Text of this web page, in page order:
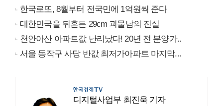
한국로또, 8월부터 전국민에 1억원씩 준다
대한민국을 뒤흔든 29cm 괴물남의 진실
천안아산 아파트값 난리났다! 20년 전 분양가..
서울 동작구 사당 반값 최저가아파트 마지막...
디지털사업부 최진욱 기자